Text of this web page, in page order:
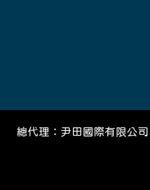
​總代理：尹田國際有限公司